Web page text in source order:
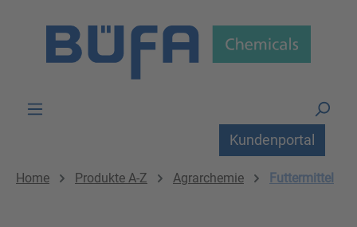
Kundenportal
Home Produkte A-Z Agrarchemie Futtermittel